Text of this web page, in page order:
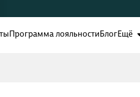
Программа лояльностиБлогЕщё